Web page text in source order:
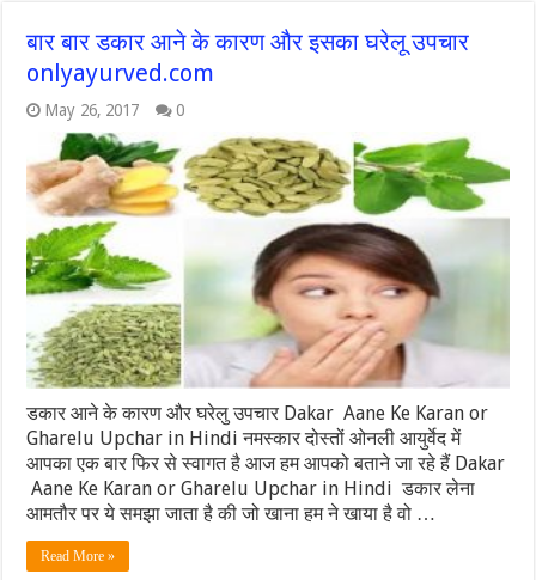
बार बार डकार आने के कारण और इसका घरेलू उपचार
onlyayurved.com
May 26, 2017 0
डकार आने के कारण और घरेलु उपचार Dakar Aane Ke Karan or
Gharelu Upchar in Hindi नमस्कार दोस्तों ओनली आयुर्वेद में
आपका एक बार फिर से स्वागत है आज हम आपको बताने जा रहे हैं Dakar
Aane Ke Karan or Gharelu Upchar in Hindi डकार लेना
आमतौर पर ये समझा जाता है की जो खाना हम ने खाया है वो …
Read More »